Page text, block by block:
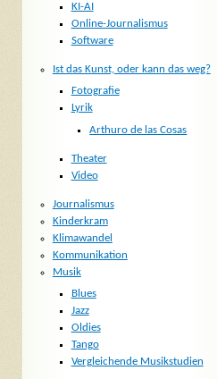
KI-AI
Online-Journalismus
Software
Ist das Kunst, oder kann das weg?
Fotografie
Lyrik
Arthuro de las Cosas
Theater
Video
Journalismus
Kinderkram
Klimawandel
Kommunikation
Musik
Blues
Jazz
Oldies
Tango
Vergleichende Musikstudien